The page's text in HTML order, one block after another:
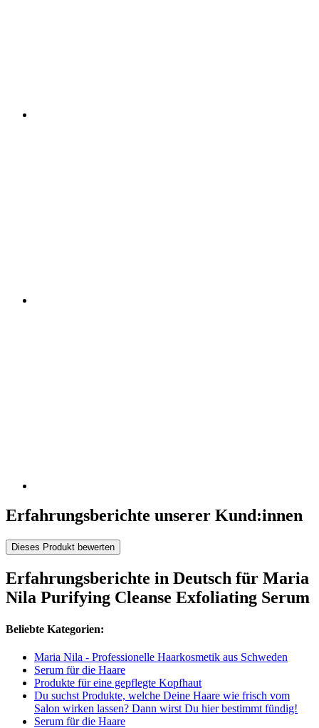
Erfahrungsberichte unserer Kund:innen
Dieses Produkt bewerten
Erfahrungsberichte in Deutsch für Maria
Nila Purifying Cleanse Exfoliating Serum
Beliebte Kategorien:
Maria Nila - Professionelle Haarkosmetik aus Schweden
Serum für die Haare
Produkte für eine gepflegte Kopfhaut
Du suchst Produkte, welche Deine Haare wie frisch vom
Salon wirken lassen? Dann wirst Du hier bestimmt fündig!
Serum für die Haare